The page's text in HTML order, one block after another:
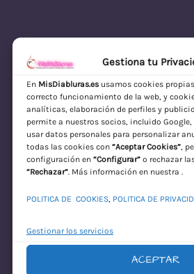
Gestiona tu
En MisDiabluras.esusamos cookies
correcto funcionamiento de la web, y
analíticas, elaboración de perfiles y
permite a nuestros socios, incluido
usar datos personales para personalizar
todas las cookies con “Aceptar Cookies”,
configuración en “Configurar”o rechazar
“Rechazar”. Más información en nuestra .
POLITICA DE COOKIES, POLITICA DE
Gestionar los servicios
ACEPTAR
MisDiabluras | Sexshop
Discreto en España
Acceder